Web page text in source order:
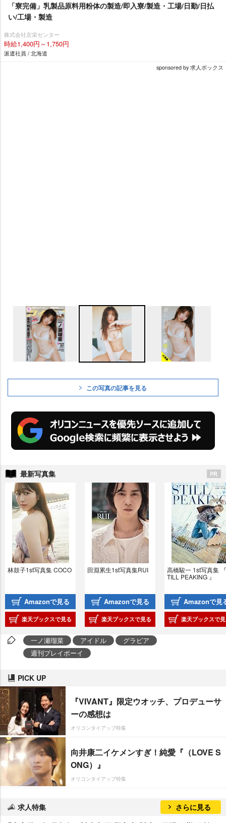
「寮完備」乳製品原料用粉体の製造/即入寮/製造・工場/日勤/日払
い/工場・製造
株式会社京栄センター
時給1,400円～1,750円
派遣社員 / 北海道
sponsored by 求人ボックス
この写真の記事を見る
最新写真集
林鼓子1st写真集 COCO
Amazonで見る
楽天ブックスで見る
田淵累生1st写真集RUI
Amazonで見る
楽天ブックスで見る
高橋駿一 1st写真集
TILL PEAKING 』
Amazonで見
楽天ブックスで
一ノ瀬瑠菜 アイドル
グラビア
週刊プレイボーイ
PICK UP
『VIVANT』限定ウオッチ、プロデューサ
ーの感想は
オリコンタイアップ特集
向井康二イケメンすぎ！純愛『（LOVE S
ONG）』
オリコンタイアップ特集
求人特集 さらに見る